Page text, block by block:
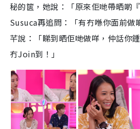
秘的篋，她說：「原來佢哋帶晒啲
Susuca再追問：「有冇喺你面前做
芊說：「睇到晒佢哋做咩，仲話你
冇Join到！」